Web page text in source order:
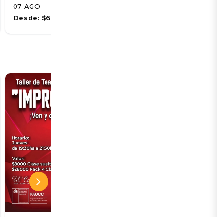
07 AGO
Desde: $6.500